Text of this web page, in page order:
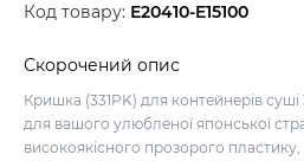
Код товару: Е20410-E15100
Скорочений опис
Кришка (331PK) для контейнерів суші
для вашого улюбленої японської
високоякісного прозорого